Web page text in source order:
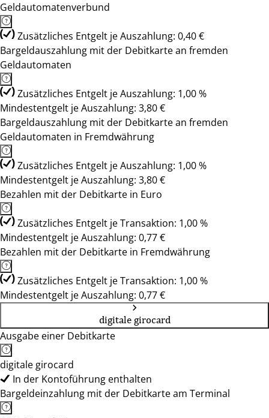
Geldautomatenverbund
Zusätzliches Entgelt je Auszahlung: 0,40 €
Bargeldauszahlung mit der Debitkarte an fremden
Geldautomaten
Zusätzliches Entgelt je Auszahlung: 1,00 %
Mindestentgelt je Auszahlung: 3,80 €
Bargeldauszahlung mit der Debitkarte an fremden
Geldautomaten in Fremdwährung
Zusätzliches Entgelt je Auszahlung: 1,00 %
Mindestentgelt je Auszahlung: 3,80 €
Bezahlen mit der Debitkarte in Euro
Zusätzliches Entgelt je Transaktion: 1,00 %
Mindestentgelt je Auszahlung: 0,77 €
Bezahlen mit der Debitkarte in Fremdwährung
Zusätzliches Entgelt je Transaktion: 1,00 %
Mindestentgelt je Auszahlung: 0,77 €
digitale girocard
Ausgabe einer Debitkarte
digitale girocard
In der Kontoführung enthalten
Bargeldeinzahlung mit der Debitkarte am Terminal